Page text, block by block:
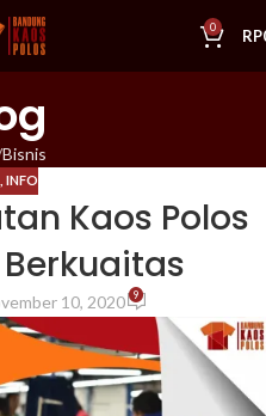
0 RP
Bisnis
INFO
Kaos Polos
10, 2020 9